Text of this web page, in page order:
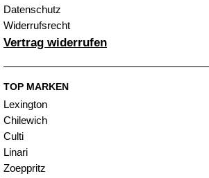
Datenschutz
Widerrufsrecht
Vertrag widerrufen
TOP MARKEN
Lexington
Chilewich
Culti
Linari
Zoeppritz